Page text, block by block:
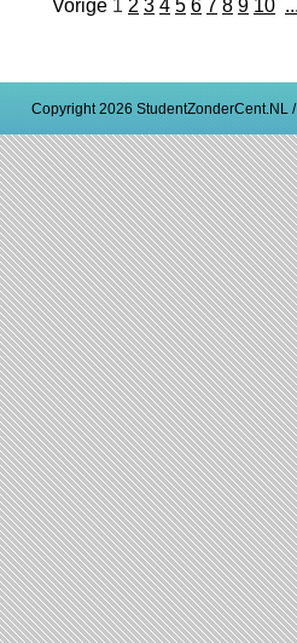
Vorige 1 2 3 4 5 6 7 8 9 10
Copyright 2026 StudentZonderCent.NL